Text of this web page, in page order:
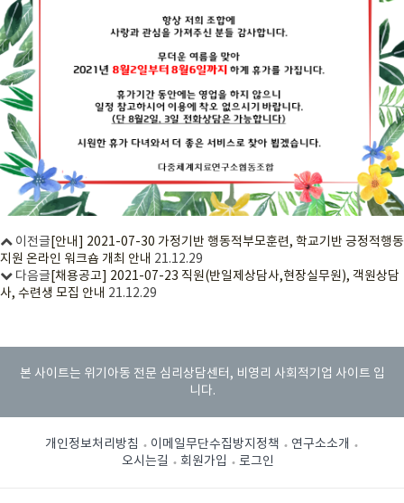
이전글[안내] 2021-07-30 가정기반 행동적부모훈련, 학교기반 긍정적행동
지원 온라인 워크숍 개최 안내 21.12.29
다음글[채용공고] 2021-07-23 직원(반일제상담사,현장실무원), 객원상담
사, 수련생 모집 안내 21.12.29
본 사이트는 위기아동 전문 심리상담센터, 비영리 사회적기업 사이트 입
니다.
개인정보처리방침 이메일무단수집방지정책
연구소소개
오시는길
회원가입 로그인